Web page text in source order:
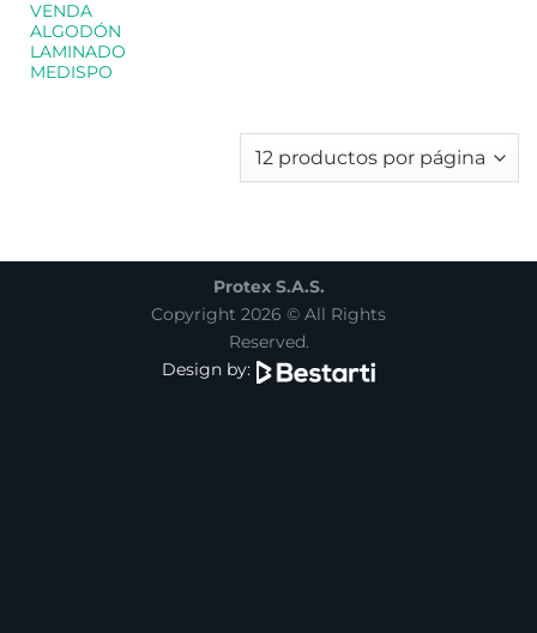
VENDA
ALGODÓN
LAMINADO
MEDISPO
Protex S.A.S.
Copyright 2026 © All Rights
Reserved.
Design by: